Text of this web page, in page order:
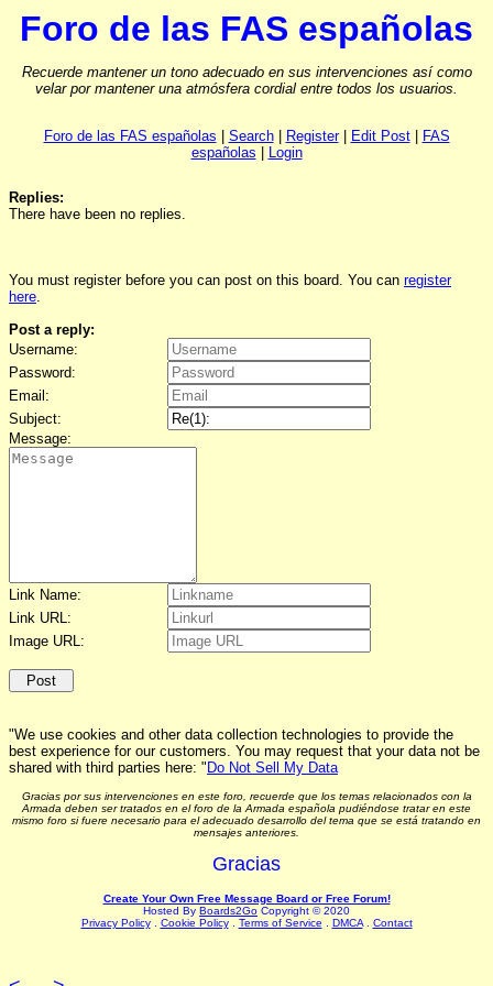
Foro de las FAS españolas
Recuerde mantener un tono adecuado en sus intervenciones así como
velar por mantener una atmósfera cordial entre todos los usuarios.
Foro de las FAS españolas Search| Register| Edit Post|
FAS
españolas
Login
Replies:
There have been no replies.
You must register before you can post on this board. You can register
here.
Post a reply:
Username:
Password:
Email:
Subject:
Message:
Link Name:
Link URL:
Image URL:
"We use cookies and other data collection technologies to provide the
best experience for our customers. You may request that your data not be
shared with third parties here: " Do Not Sell My Data
Gracias por sus intervenciones en este foro, recuerde que los temas relacionados con la
Armada deben ser tratados en el foro de la Armada española pudiéndose tratar en este
mismo foro si fuere necesario para el adecuado desarrollo del tema que se está tratando en
mensajes anteriores.
Gracias
Create Your Own Free Message Board or Free Forum!
Hosted By Boards2Go Copyright © 2020
Privacy Policy. Cookie Policy. Terms of Service DMCA. Contact